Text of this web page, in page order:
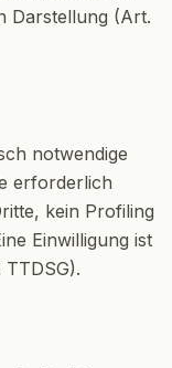
Darstellung (Art.
notwendige
erforderlich
kein Profiling
Einwilligung ist